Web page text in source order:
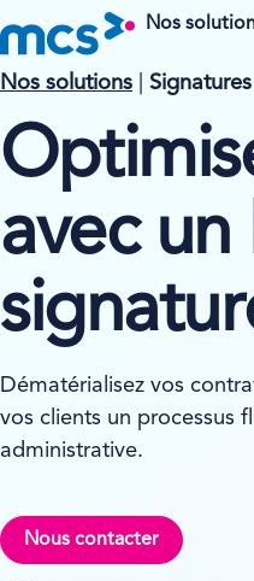
Nos
Nos solutions
avec
Dématérialisez vos
vos clients un processus
administrative.
Nous contacter